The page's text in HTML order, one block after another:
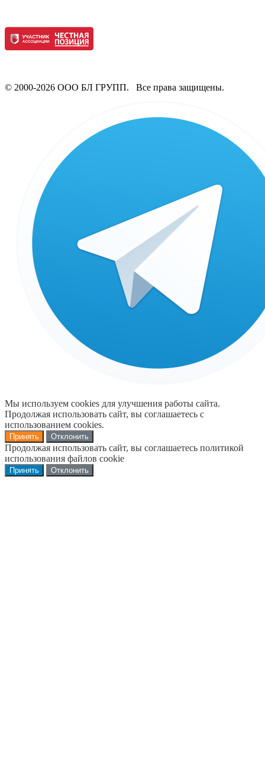
© 2000-2026 ООО БЛ ГРУПП. Все права защищены.
Мы используем cookies для улучшения работы сайта.
Продолжая использовать сайт, вы соглашаетесь с
использованием cookies.
Принять Отклонить
Продолжая использовать сайт, вы соглашаетесь политикой
использования файлов cookie
Принять Отклонить